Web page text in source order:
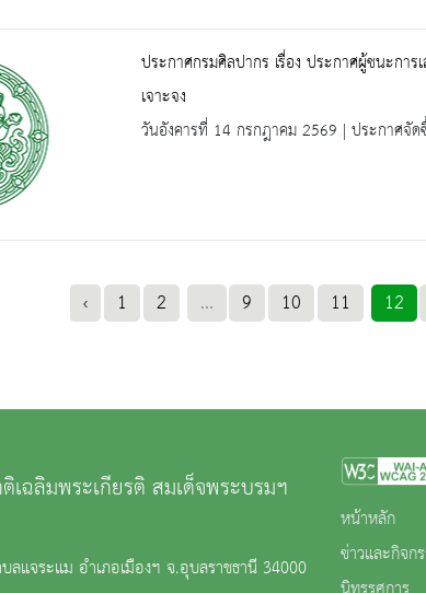
ประกาศกรมศิลปากร เรื่อง ประกาศผู้ชนะกา
เจาะจง
วันอังคารที่ 14 กรกฎาคม 2569 | ประกาศจัด
‹ 1 2 ... 9 10 11 12
ฉลิมพระเกียรติ สมเด็จพระบรมฯ
ลแจระแม อำเภอเมืองฯ จ.อุบลราชธานี 34000
หน้าหลัก
ข่าวและกิจก